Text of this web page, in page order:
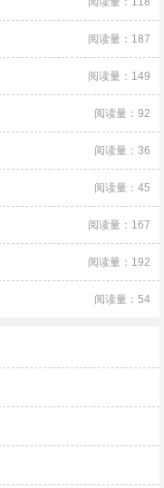
阅读量：187
阅读量：149
阅读量：92
阅读量：36
阅读量：45
阅读量：167
阅读量：192
阅读量：54